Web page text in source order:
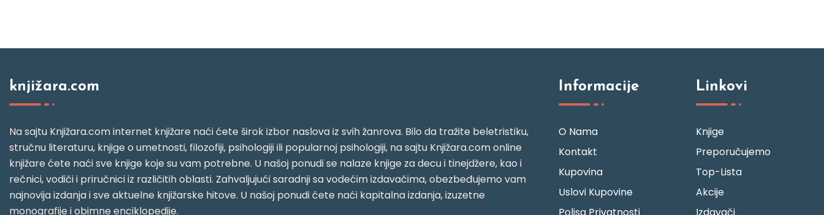
knjižara.com
Na sajtu Knjižara.com internet knjižare naći ćete širok izbor naslova iz svih žanrova. Bilo da tražite beletristiku,
stručnu literaturu, knjige o umetnosti, filozofiji, psihologiji ili popularnoj psihologiji, na sajtu Knjižara.com online
knjižare ćete naći sve knjige koje su vam potrebne. U našoj ponudi se nalaze knjige za decu i tinejdžere, kao i
rečnici, vodiči i priručnici iz različitih oblasti. Zahvaljujući saradnji sa vodećim izdavačima, obezbeđujemo vam
najnovija izdanja i sve aktuelne knjižarske hitove. U našoj ponudi ćete naći kapitalna izdanja, izuzetne
monografije i obimne enciklopedije.
Informacije
O Nama
Kontakt
Kupovina
Uslovi Kupovine
Linkovi
Knjige
Preporučujemo
Top-Lista
Akcije